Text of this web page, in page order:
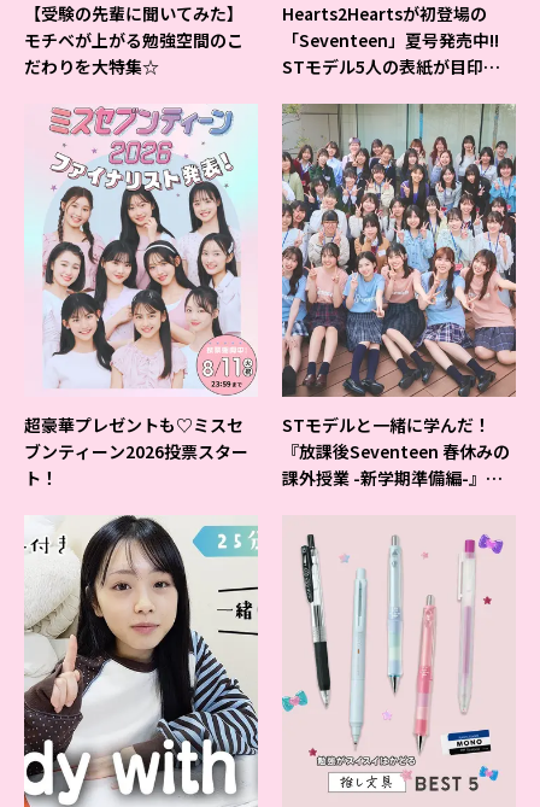
【受験の先輩に聞いてみた】
モチベが上がる勉強空間のこ
だわりを大特集☆
Hearts2Heartsが初登場の
「Seventeen」夏号発売中!!
STモデル5人の表紙が目印だ
超豪華プレゼントも♡ミスセ
ブンティーン2026投票スター
ト！
STモデルと一緒に学んだ！
『放課後Seventeen 春休みの
課外授業 -新学期準備編-』イ